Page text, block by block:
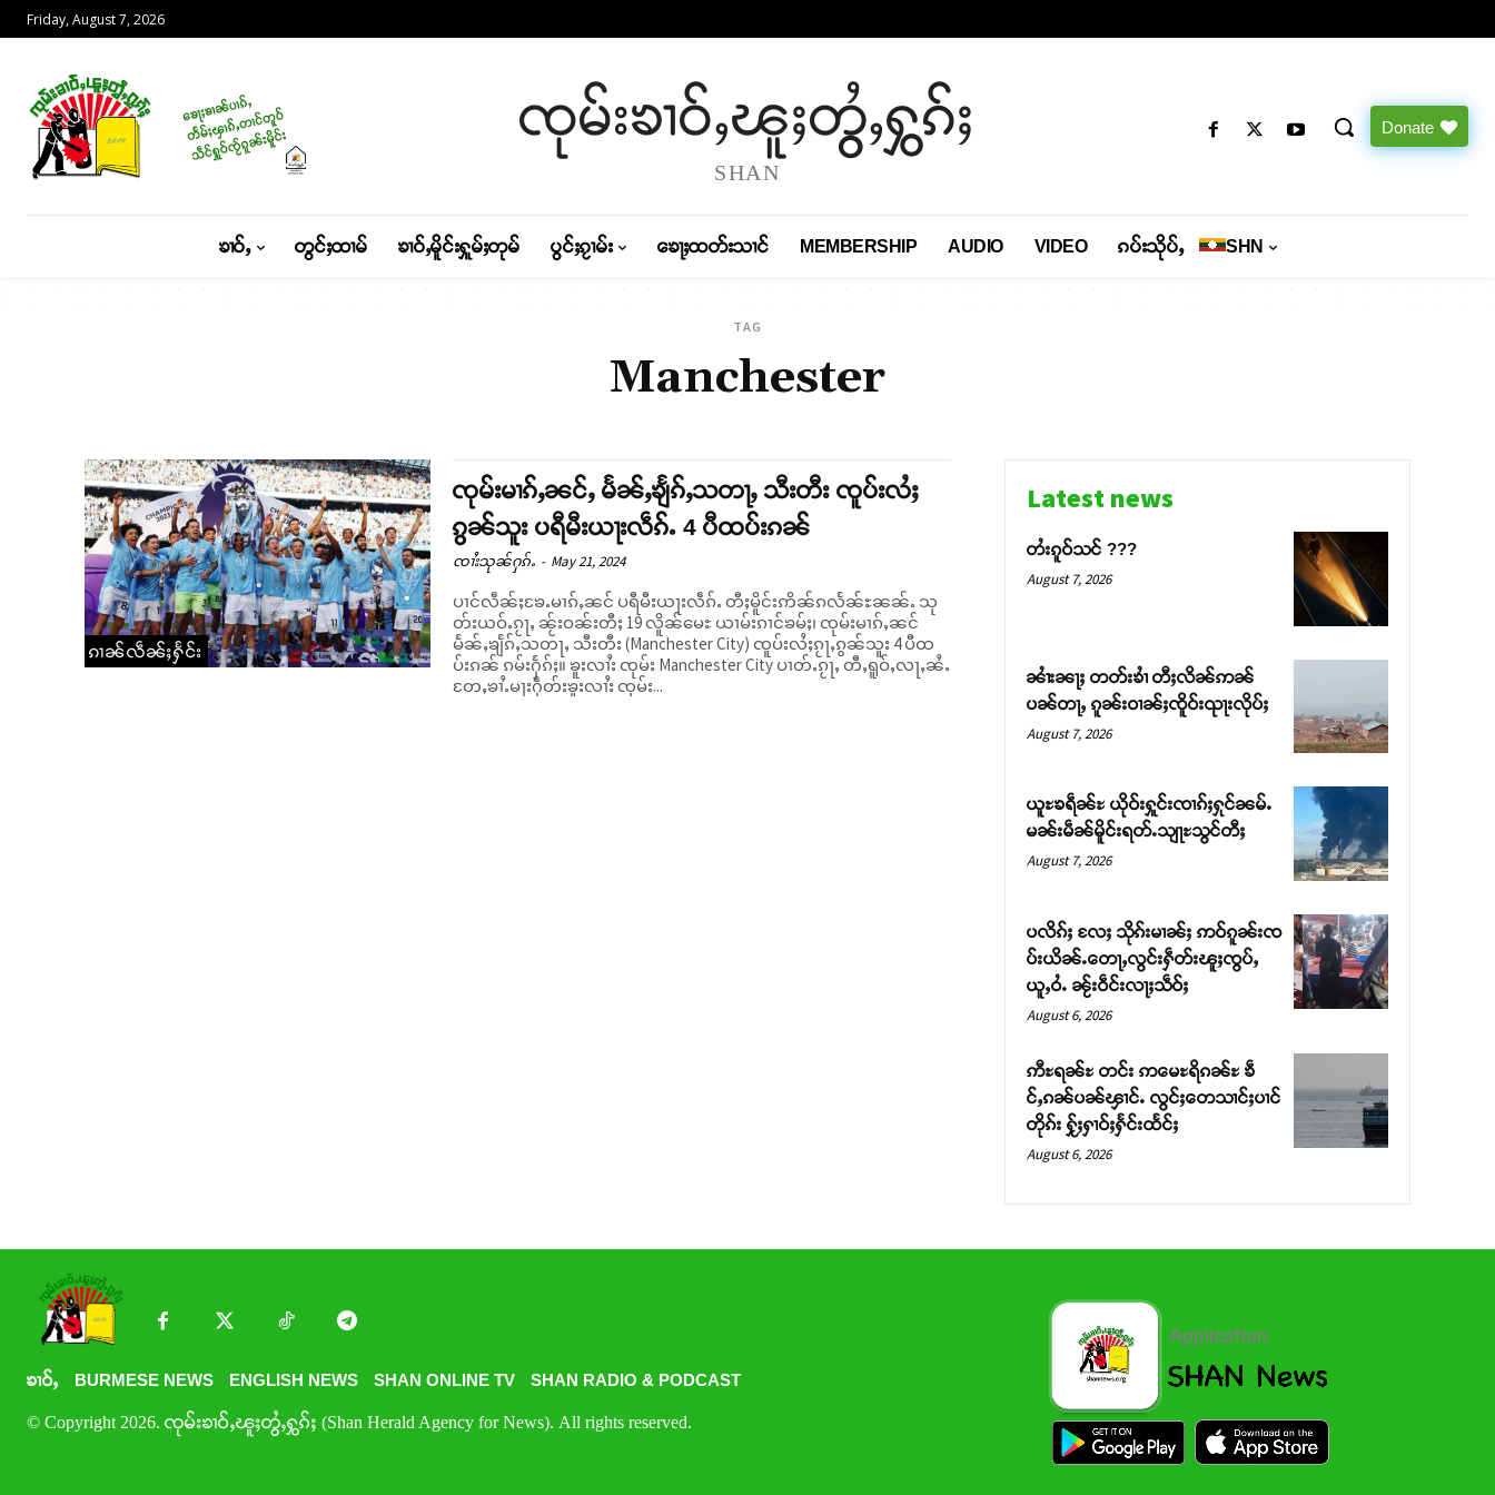
Friday, August 7, 2026
ၸုမ်းၶၢဝ်ႇၽူႈတွႆႇႁွၵ်ႈ
SHAN
Donate
ၶၢဝ်ႇ တွင်ႈထၢမ် ၶၢဝ်ႇမိူင်းႁူမ်ႈတုမ် ပွင်ႈၵႂၢမ်း ၶေႃႈထတ်းသၢင် MEMBERSHIP AUDIO VIDEO ၵပ်းသိုပ်ႇ SHN
TAG
Manchester
ၵၢၼ်လဵၼ်ႈႁႅင်း
ၸုမ်းမၢၵ်ႇၼင်ႇ မႅၼ်ႇၶျႅၵ်ႇသတႃႇ သီးတီး ၸူပ်းလႆႈ
ၵွၼ်သူး ပရီမီးယႃးလဵၵ်ႉ 4 ပီထပ်းၵၼ်
ၸၢႆးသုၼ်ႁၵ်ႉ - May 21, 2024
ပၢင်လဵၼ်ႈၶႄႉမၢၵ်ႇၼင် ပရီမီးယႃးလဵၵ်ႉ တီႈမိူင်းဢိၼ်ၵလႅၼ်ႊၼၼ်ႉ သု
တ်းယဝ်ႉၵႂႃႇ ၼႂ်းဝၼ်းတီႈ 19 လိူၼ်မေႊ ယၢမ်းၵၢင်ၶမ်ႈ၊ ၸုမ်းမၢၵ်ႇၼင်
မႅၼ်ႇၶျႅၵ်ႇသတႃႇ သီးတီး (Manchester City) ၸူပ်းလႆႈၵႂႃႇၵွၼ်သူး 4 ပီထ
ပ်းၵၼ် ၵမ်းႁႅၵ်ႈ။ ၶူးလၢႆး ၸုမ်း Manchester City ပၢတ်ႉၵႂႃႇ တီႇရူဝ်ႇလႃႇၼႆႉ
တႄႇၶၢႆႉမႃးႁဵတ်းၶူးလၢႆး ၸုမ်း...
Latest news
တႆးၵူဝ်သင် ???
August 7, 2026
ၼၢႆးၼႃႈ တတ်းၶၢႆ တီႈလိၼ်ဢၼ်
ပၼ်တႃႇ ၵူၼ်းဝၢၼ်ႈၸိူဝ်းၺႃးလိုပ်ႈ
August 7, 2026
ယူႊၶရဵၼ်ႊ ယိုဝ်းႁူင်းၸၢၵ်ႈႁုင်ၼမ်ႉ
မၼ်းမဵၼ်မိူင်းရတ်ႉသျႃႊသွင်တီႈ
August 7, 2026
ပလိၵ်ႈ လႄႈ သိုၵ်းမၢၼ်ႈ ဢဝ်ၵူၼ်းၸ
ပ်းယိၼ်ႉတေႃႇလွင်းႁဵတ်းၽူႈၸွပ်ႇ
ယူႇဝႆႉ ၼႂ်းဝဵင်းလႃႈသဵဝ်ႈ
August 6, 2026
ဢီႊရၼ်ႊ တင်း ဢမေႊရိၵၼ်ႊ ၶဵ
င်ႇၵၼ်ပၼ်ၾၢင်ႉ လွင်ႈတေသၢင်ႈပၢင်
တိုၵ်း ႁႂ်ႈႁၢဝ်ႈႁႅင်းထႅင်ႈ
August 6, 2026
ၶၢဝ်ႇ BURMESE NEWS ENGLISH NEWS SHAN ONLINE TV SHAN RADIO & PODCAST
© Copyright 2026. ၸုမ်းၶၢဝ်ႇၽူႈတွႆႇႁွၵ်ႈ (Shan Herald Agency for News). All rights reserved.